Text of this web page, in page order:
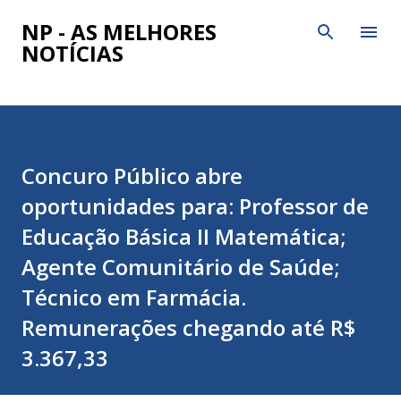
Pular para o conteúdo principal
NP - AS MELHORES
NOTÍCIAS
Concuro Público abre
oportunidades para: Professor de
Educação Básica II Matemática;
Agente Comunitário de Saúde;
Técnico em Farmácia.
Remunerações chegando até R$
3.367,33